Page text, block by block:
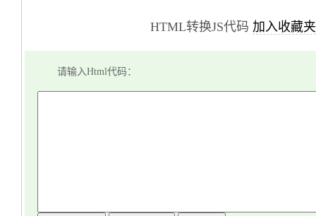
HTML转换JS代码 加入收藏夹
请输入Html代码：